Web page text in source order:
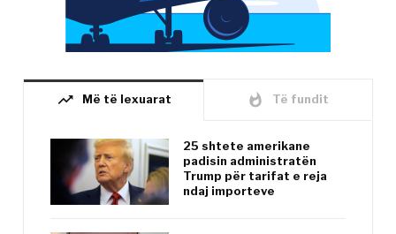
trending_up Më të lexuarat whatshot Të fundit
25 shtete amerikane
padisin administratën
Trump për tarifat e reja
ndaj importeve